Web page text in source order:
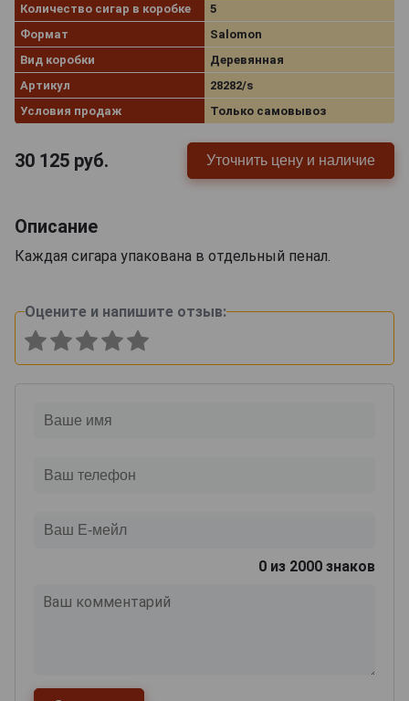
Количество сигар в коробке
5
Формат
Salomon
Вид коробки
Деревянная
Артикул
28282/s
Условия продаж
Только самовывоз
30 125 руб. Уточнить цену и наличие
Описание
Каждая сигара упакована в отдельный пенал.
Оцените и напишите отзыв:
0 из 2000 знаков